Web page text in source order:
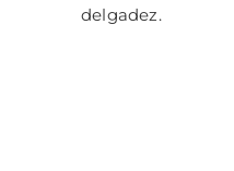
delgadez.